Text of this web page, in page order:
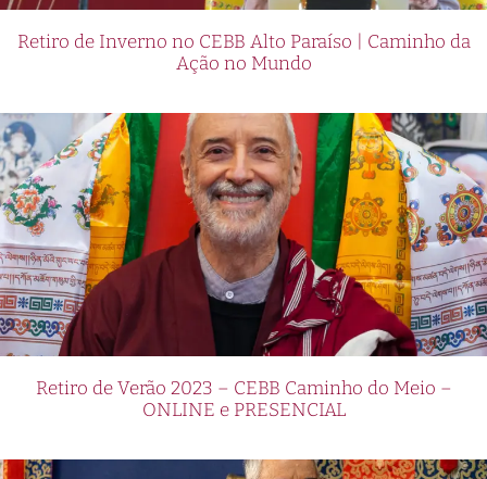
Retiro de Inverno no CEBB Alto Paraíso | Caminho da
Ação no Mundo
Retiro de Verão 2023 – CEBB Caminho do Meio –
ONLINE e PRESENCIAL